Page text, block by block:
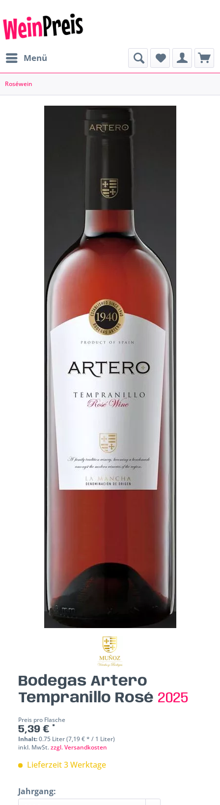
Menü
Roséwein
Bodegas Artero
Tempranillo Rosé 2025
Preis pro Flasche
5,39 € *
Inhalt:0.75 Liter (7,19 € * / 1 Liter)
inkl. MwSt.zzgl. Versandkosten
Lieferzeit 3 Werktage
Jahrgang: